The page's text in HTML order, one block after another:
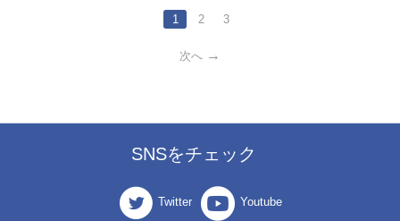
1 2 3
次へ
SNSをチェック
Twitter Youtube